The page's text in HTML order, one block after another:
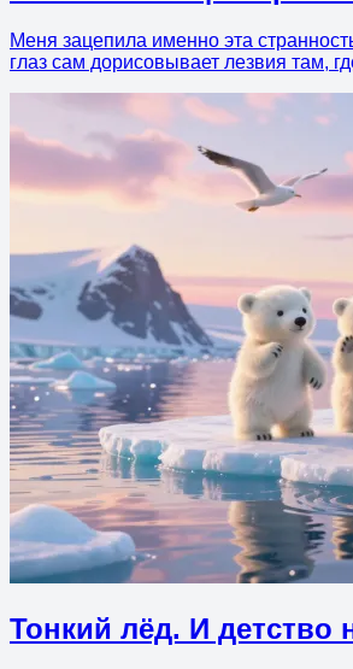
Меня зацепила именно эта
глаз сам дорисовывает лезвия там,
Тонкий лёд. И детство